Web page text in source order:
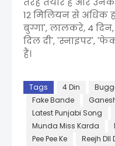
12 मिलियन से अधिक
बुग्गा', लालकरे, 4 दिन,
दिल दी', 'स्नाइपर',
हैं।
Tags 4 Din
Fake Bande
Latest Punjabi Song
Munda Miss Karda
Pee Pee Ke
Reejh DIl